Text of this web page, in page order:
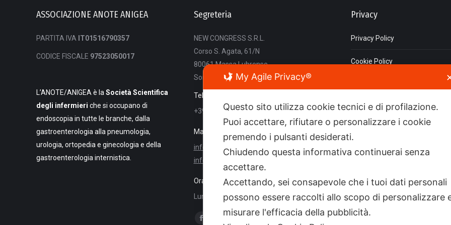
ASSOCIAZIONE ANOTE ANIGEA
PARTITA IVA IT01516790357
CODICE FISCALE 97523050017
L’ANOTE/ANIGEA è la Società Scientifica
degli infermieri che si occupano di
endoscopia in tutte le branche, dalla
gastroenterologia alla pneumologia,
urologia, ortopedia e ginecologia e della
gastroenterologia internistica.
Segreteria
NEW CONGRESS S.R.L.
Corso S. Agata, 61/N
80061 Massa Lubrense
Sorrento (NA)
Telefono
+39 081 8780564
Mail:
info@newcongress.it
info@anoteanigea.it
Orari di contatto
Lun.-Ven. 9:00 - 18:00
Ci puoi trovare su:
Privacy
Privacy Policy
Cookie Policy
My Agile Privacy®
Questo sito utilizza cookie tecnici e di profilazione.
Puoi accettare, rifiutare o personalizzare i cookie
premendo i pulsanti desiderati.
Chiudendo questa informativa continuerai senza
accettare.
Accettando, sei consapevole che i tuoi dati personali
possono essere raccolti allo scopo di personalizzare
misurare l'efficacia della pubblicità.